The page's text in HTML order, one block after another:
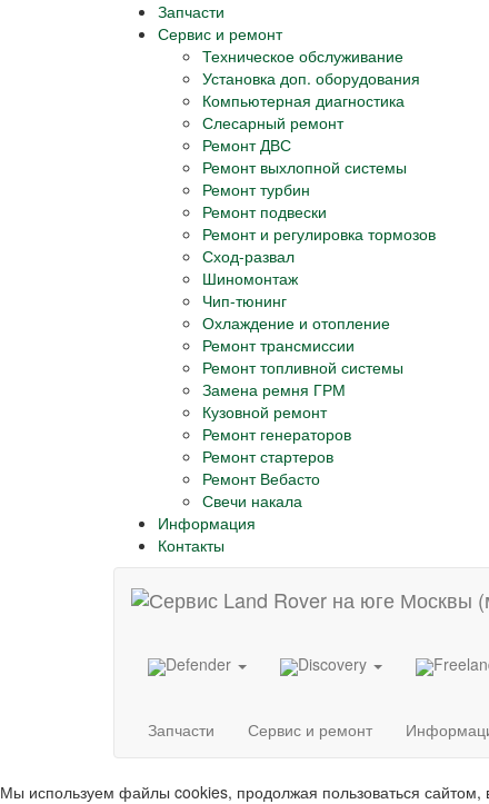
Запчасти
Сервис и ремонт
Техническое обслуживание
Установка доп. оборудования
Компьютерная диагностика
Слесарный ремонт
Ремонт ДВС
Ремонт выхлопной системы
Ремонт турбин
Ремонт подвески
Ремонт и регулировка тормозов
Сход-развал
Шиномонтаж
Чип-тюнинг
Охлаждение и отопление
Ремонт трансмиссии
Ремонт топливной системы
Замена ремня ГРМ
Кузовной ремонт
Ремонт генераторов
Ремонт стартеров
Ремонт Вебасто
Свечи накала
Информация
Контакты
Defender Discovery
Запчасти Сервис и ремонт
Мы используем файлы cookies, продолжая пользоваться